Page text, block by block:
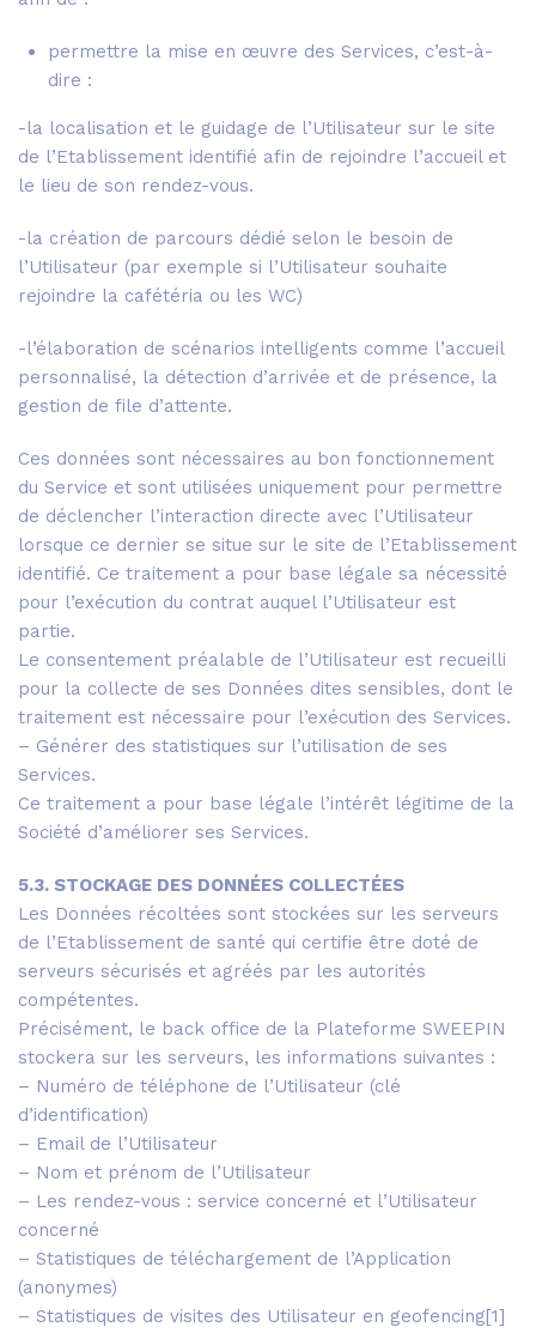
permettre la mise en œuvre des Services, c’est-à-
dire :
-la localisation et le guidage de l’Utilisateur sur le site
de l’Etablissement identifié afin de rejoindre l’accueil et
le lieu de son rendez-vous.
-la création de parcours dédié selon le besoin de
l’Utilisateur (par exemple si l’Utilisateur souhaite
rejoindre la cafétéria ou les WC)
-l’élaboration de scénarios intelligents comme l’accueil
personnalisé, la détection d’arrivée et de présence, la
gestion de file d’attente.
Ces données sont nécessaires au bon fonctionnement
du Service et sont utilisées uniquement pour permettre
de déclencher l’interaction directe avec l’Utilisateur
lorsque ce dernier se situe sur le site de l’Etablissement
identifié. Ce traitement a pour base légale sa nécessité
pour l’exécution du contrat auquel l’Utilisateur est
partie.
Le consentement préalable de l’Utilisateur est recueilli
pour la collecte de ses Données dites sensibles, dont le
traitement est nécessaire pour l’exécution des Services.
– Générer des statistiques sur l’utilisation de ses
Services.
Ce traitement a pour base légale l’intérêt légitime de la
Société d’améliorer ses Services.
5.3. STOCKAGE DES DONNÉES COLLECTÉES
Les Données récoltées sont stockées sur les serveurs
de l’Etablissement de santé qui certifie être doté de
serveurs sécurisés et agréés par les autorités
compétentes.
Précisément, le back office de la Plateforme SWEEPIN
stockera sur les serveurs, les informations suivantes :
– Numéro de téléphone de l’Utilisateur (clé
d’identification)
– Email de l’Utilisateur
– Nom et prénom de l’Utilisateur
– Les rendez-vous : service concerné et l’Utilisateur
concerné
– Statistiques de téléchargement de l’Application
(anonymes)
– Statistiques de visites des Utilisateur en geofencing[1]